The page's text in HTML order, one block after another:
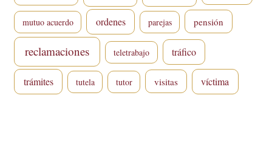
mutuo acuerdo ordenes parejas pensión
reclamaciones teletrabajo tráfico
trámites tutela tutor visitas víctima